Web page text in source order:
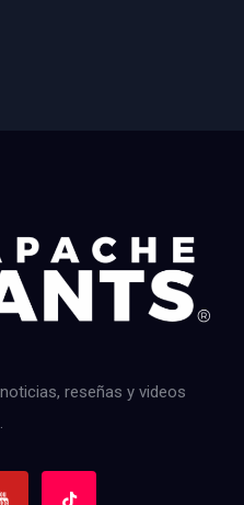
reseñas y videos